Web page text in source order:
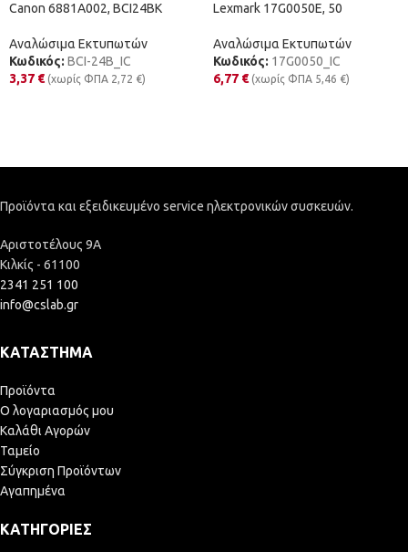
Canon 6881A002, BCI24BK
Αναλώσιμα Εκτυπωτών
Κωδικός: BCI-24B_IC
3,37 € (χωρίς ΦΠΑ 2,72 €)
Lexmark 17G0050E, 50
Αναλώσιμα Εκτυπωτών
Κωδικός: 17G0050_IC
6,77 € (χωρίς ΦΠΑ 5,46 €)
Προϊόντα και εξειδικευμένο service ηλεκτρονικών συσκευών.
Αριστοτέλους 9Α
Κιλκίς - 61100
2341 251 100
info@cslab.gr
ΚΑΤΆΣΤΗΜΑ
Προϊόντα
Ο λογαριασμός μου
Καλάθι Αγορών
Ταμείο
Σύγκριση Προϊόντων
Αγαπημένα
ΚΑΤΗΓΟΡΊΕΣ